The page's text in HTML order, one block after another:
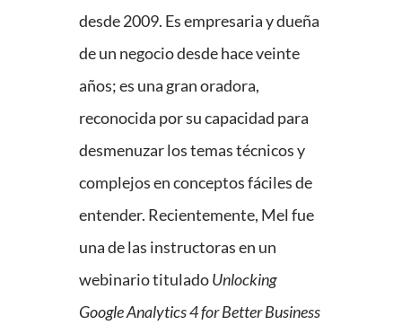
desde 2009. Es empresaria y dueña
de un negocio desde hace veinte
años; es una gran oradora,
reconocida por su capacidad para
desmenuzar los temas técnicos y
complejos en conceptos fáciles de
entender. Recientemente, Mel fue
una de las instructoras en un
webinario tituladoUnlocking
Google Analytics 4 for Better Business